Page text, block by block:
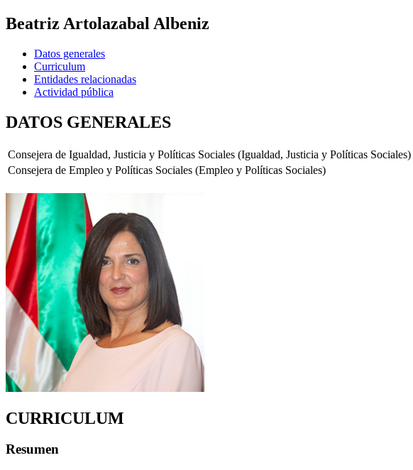
Beatriz Artolazabal Albeniz
Datos generales
Curriculum
Entidades relacionadas
Actividad pública
DATOS GENERALES
Consejera de Igualdad, Justicia y Políticas Sociales (Igualdad, Justicia y Políticas Sociales)
Consejera de Empleo y Políticas Sociales (Empleo y Políticas Sociales)
CURRICULUM
Resumen